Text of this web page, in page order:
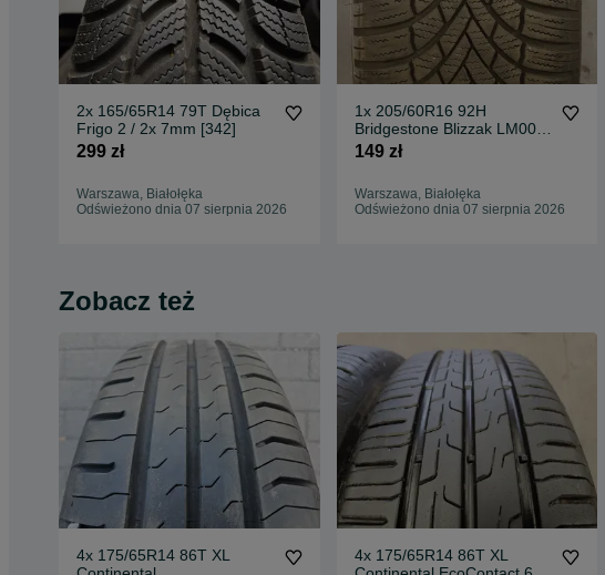
2x 165/65R14 79T Dębica
Frigo 2 / 2x 7mm [342]
299 zł
Warszawa, Białołęka
Odświeżono dnia 07 sierpnia 2026
1x 205/60R16 92H
Bridgestone Blizzak LM005
/ 5,5mm [659]
149 zł
Warszawa, Białołęka
Odświeżono dnia 07 sierpnia 2026
Zobacz też
4x 175/65R14 86T XL
4x 175/65R14 86T XL